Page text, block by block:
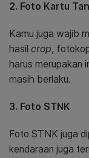
2. Foto Kartu
Kamu juga wajib
hasil crop,
harus merupakan
masih berlaku.
3. Foto STNK
Foto STNK juga
kendaraan juga